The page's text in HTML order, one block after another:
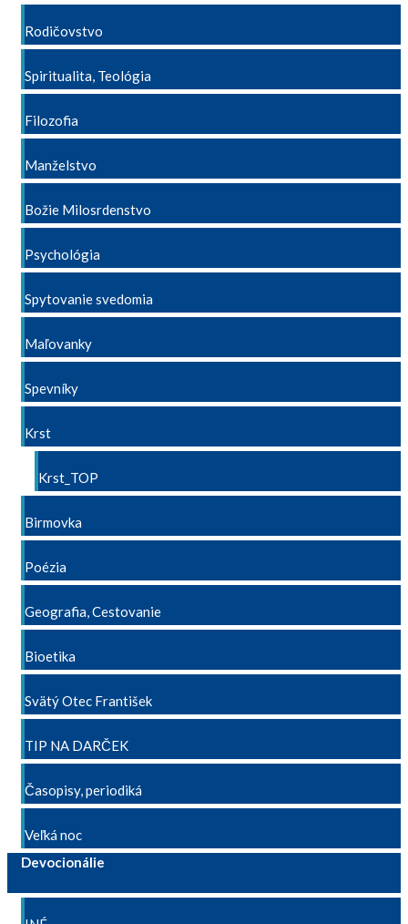
Rodičovstvo
Spiritualita, Teológia
Filozofia
Manželstvo
Božie Milosrdenstvo
Psychológia
Spytovanie svedomia
Maľovanky
Spevníky
Krst
Krst_TOP
Birmovka
Poézia
Geografia, Cestovanie
Bioetika
Svätý Otec František
TIP NA DARČEK
Časopisy, periodiká
Veľká noc
Devocionálie